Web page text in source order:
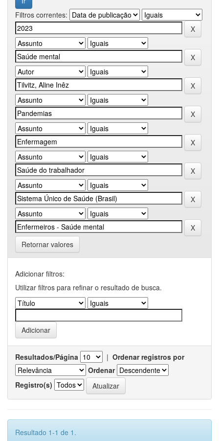
Filtros correntes:
Retornar valores
Adicionar filtros:
Utilizar filtros para refinar o resultado de busca.
Resultados/Página | Ordenar registros por
Ordenar
Registro(s)
Resultado 1-1 de 1.